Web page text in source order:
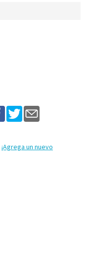
¡Agrega un nuevo